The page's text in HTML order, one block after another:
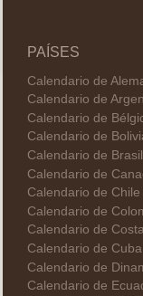
PAÍSES
Calendario de
Calendario de
Calendario de
Calendario de
Calendario de
Calendario de
Calendario de
Calendario de
Calendario de
Calendario de Cuba
Calendario de
Calendario de